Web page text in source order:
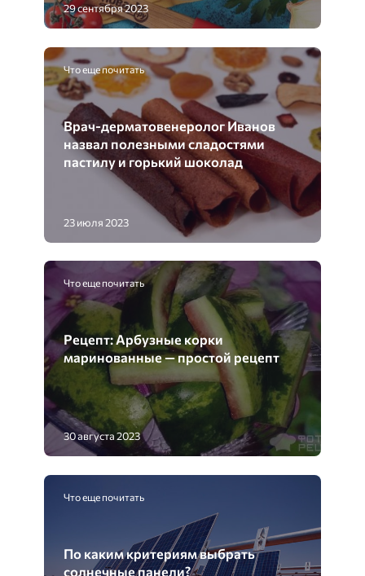
29 сентября 2023
Что еще почитать
Врач-дерматовенеролог Иванов
назвал полезными сладостями
пастилу и горький шоколад
23 июля 2023
Что еще почитать
Рецепт: Арбузные корки
маринованные — простой рецепт
30 августа 2023
Что еще почитать
По каким критериям выбрать
солнечные панели?